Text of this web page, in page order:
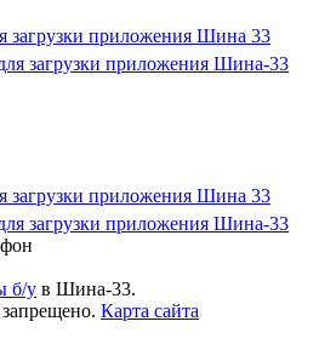
б/у в Шина-33.
Карта сайта